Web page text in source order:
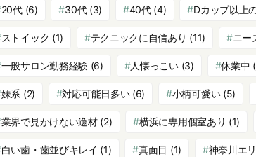
20代(6) 30代(3) 40代(4) Dカップ以上
ストイック (1) テクニックに自信あり (11) ニー
一般サロン勤務経験 (6) 人懐っこい(3) 休業中
妹系 (2) 対応可能日多い(6) 小柄可愛い(5)
業界で見かけない逸材(2) 横浜に専用個室あり (1)
白い歯・歯並びキレイ (1) 真面目 (1) 神奈川エ